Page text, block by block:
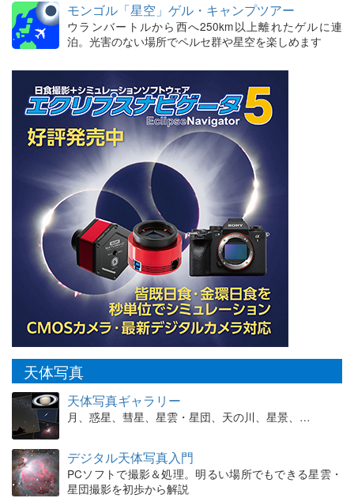
モンゴル「星空」ゲル・キャンプツアー
ウランバートルから西へ250km以上離れたゲルに連
泊。光害のない場所でペルセ群や星空を楽しめます
天体写真
天体写真ギャラリー
月、惑星、彗星、星雲・星団、天の川、星景、…
デジタル天体写真入門
PCソフトで撮影＆処理。明るい場所でもできる星雲・
星団撮影を初歩から解説